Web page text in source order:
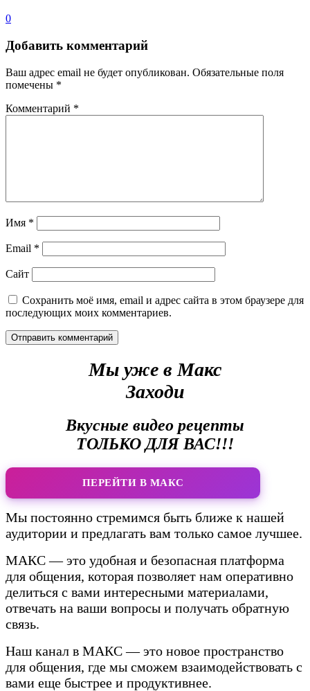
0
Добавить комментарий
Ваш адрес email не будет опубликован. Обязательные поля
помечены *
Комментарий *
Имя *
Email *
Сайт
Сохранить моё имя, email и адрес сайта в этом браузере для
последующих моих комментариев.
Мы уже в Макс
Заходи
Вкусные видео рецепты
ТОЛЬКО ДЛЯ ВАС!!!
ПЕРЕЙТИ В МАКС
Мы постоянно стремимся быть ближе к нашей
аудитории и предлагать вам только самое лучшее.
МАКС — это удобная и безопасная платформа
для общения, которая позволяет нам оперативно
делиться с вами интересными материалами,
отвечать на ваши вопросы и получать обратную
связь.
Наш канал в МАКС — это новое пространство
для общения, где мы сможем взаимодействовать с
вами еще быстрее и продуктивнее.